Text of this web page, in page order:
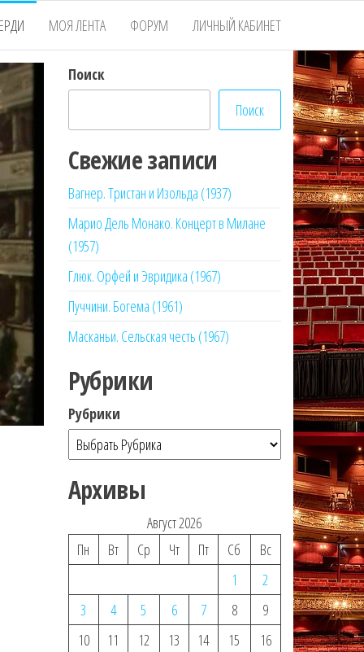
МОЯ ЛЕНТА ФОРУМ ЛИЧНЫЙ КАБИНЕТ
Поиск
Поиск
Свежие записи
Вагнер. Тристан и Изольда (1937)
Марио Дель Монако. Концерт в Милане
(1957)
Глюк. Орфей и Эвридика (1967)
Пуччини. Богема (1961)
Масканьи. Сельская честь (1967)
Рубрики
Рубрики
Архивы
Август 2026
Пн
Вт Ср Чт Пт Сб
Вс
1
2
3
4 5 6 7 8
9
10
11 12 13 14 15
16